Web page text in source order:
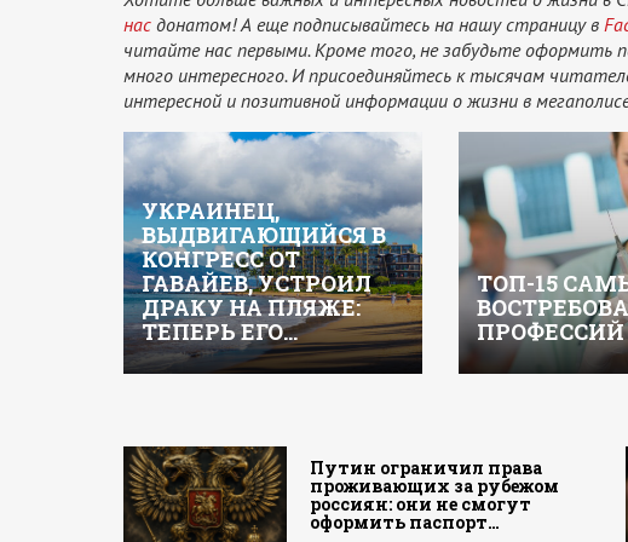
нас донатом! А еще подписывайтесь на нашу страницу в
читайте нас первыми. Кроме того, не забудьте оформить
много интересного. И присоединяйтесь к тысячам
интересной и позитивной информации о жизни в
УКРАИНЕЦ,
ВЫДВИГАЮЩИЙСЯ В
КОНГРЕСС ОТ
ГАВАЙЕВ, УСТРОИЛ
ДРАКУ НА ПЛЯЖЕ:
ТЕПЕРЬ ЕГО…
ТОП-15
ПРОФЕССИЙ
Путин ограничил права
проживающих за рубежом
россиян: они не смогут
оформить паспорт…